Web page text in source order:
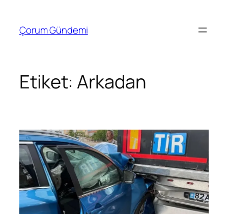
Çorum Gündemi
Etiket:Arkadan